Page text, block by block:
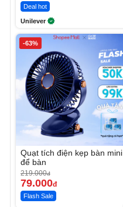
Deal hot
Unilever
-63%
Quạt tích điện kẹp bàn mini
để bàn
219.000đ
79.000đ
Flash Sale